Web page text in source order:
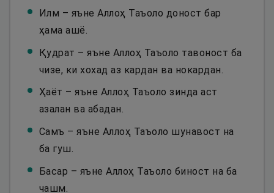
Илм – яъне Аллоҳ Таъоло доност бар
ҳама ашё.
Қудрат – яъне Аллоҳ Таъоло тавоност ба
чизе, ки хохад аз кардан ва нокардан.
Ҳаёт – яъне Аллоҳ Таъоло зинда аст
азалан ва абадан.
Самъ – яъне Аллоҳ Таъоло шунавост на
ба гуш.
Басар – яъне Аллоҳ Таъоло биност на ба
чашм.